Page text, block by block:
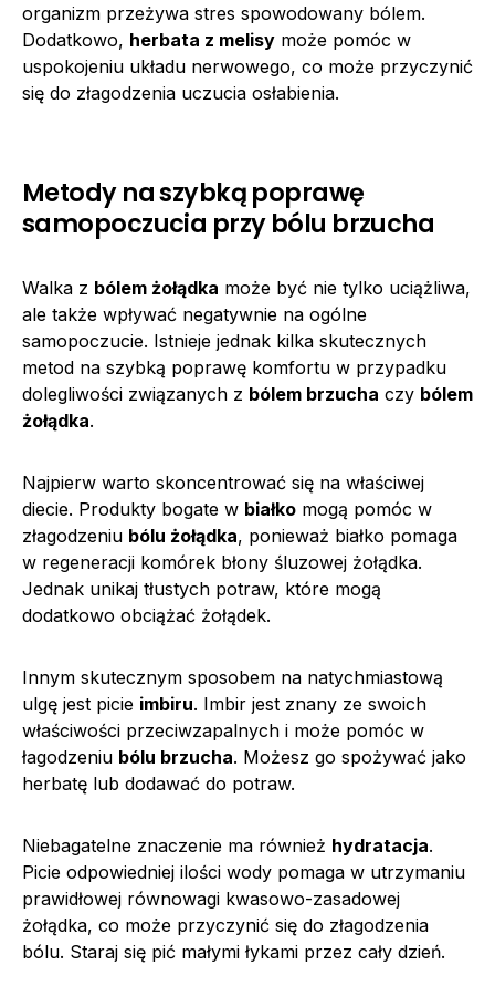
organizm przeżywa stres spowodowany bólem.
Dodatkowo, herbata z melisy może pomóc w
uspokojeniu układu nerwowego, co może przyczynić
się do złagodzenia uczucia osłabienia.
Metody na szybką poprawę
samopoczucia przy bólu brzucha
Walka z bólem żołądka może być nie tylko uciążliwa,
ale także wpływać negatywnie na ogólne
samopoczucie. Istnieje jednak kilka skutecznych
metod na szybką poprawę komfortu w przypadku
dolegliwości związanych z bólem brzucha czy bólem
żołądka.
Najpierw warto skoncentrować się na właściwej
diecie. Produkty bogate w białko mogą pomóc w
złagodzeniu bólu żołądka, ponieważ białko pomaga
w regeneracji komórek błony śluzowej żołądka.
Jednak unikaj tłustych potraw, które mogą
dodatkowo obciążać żołądek.
Innym skutecznym sposobem na natychmiastową
ulgę jest picie imbiru. Imbir jest znany ze swoich
właściwości przeciwzapalnych i może pomóc w
łagodzeniu bólu brzucha. Możesz go spożywać jako
herbatę lub dodawać do potraw.
Niebagatelne znaczenie ma również hydratacja.
Picie odpowiedniej ilości wody pomaga w utrzymaniu
prawidłowej równowagi kwasowo-zasadowej
żołądka, co może przyczynić się do złagodzenia
bólu. Staraj się pić małymi łykami przez cały dzień.